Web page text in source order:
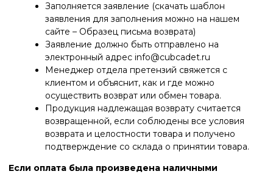
Заполняется заявление (скачать шаблон
заявления для заполнения можно на нашем
сайте – Образец письма возврата)
Заявление должно быть отправлено на
электронный адрес info@cubcadet.ru
Менеджер отдела претензий свяжется с
клиентом и объяснит, как и где можно
осуществить возврат или обмен товара.
Продукция надлежащая возврату считается
возвращенной, если соблюдены все условия
возврата и целостности товара и получено
подтверждение со склада о принятии товара.
Если оплата была произведена наличными